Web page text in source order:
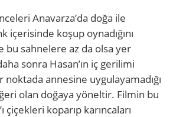
Anavarza’da doğa ile
içerisinde koşup oynadığını
bu sahnelere az da olsa yer
sonra Hasan’ın iç gerilimi
annesine uygulayamadığı
olan doğaya yöneltir. Filmin bu
çiçekleri koparıp karıncaları